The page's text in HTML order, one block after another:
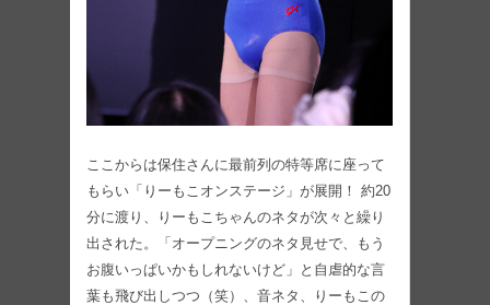
ここからは保住さんに最前列の特等席に座って
もらい「りーもこオンステージ」が展開！ 約20
分に渡り、りーもこちゃんのネタが次々と繰り
出された。「オープニングのネタ見せで、もう
お腹いっぱいかもしれないけど」と自虐的な言
葉も飛び出しつつ（笑）、音ネタ、りーもこの